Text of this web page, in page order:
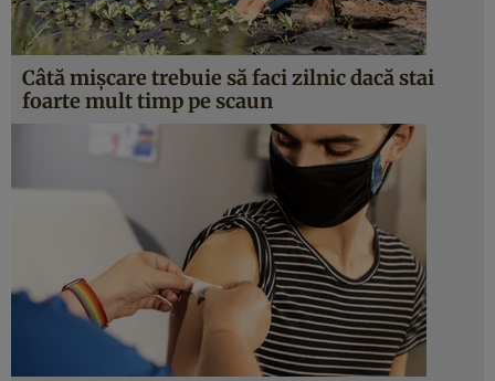
Câtă mișcare trebuie să faci zilnic dacă stai
foarte mult timp pe scaun